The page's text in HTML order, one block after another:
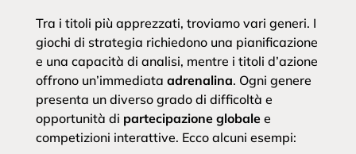
Tra i titoli più apprezzati, troviamo vari generi. I
giochi di strategia richiedono una pianificazione
e una capacità di analisi, mentre i titoli d’azione
offrono un’immediata adrenalina. Ogni genere
presenta un diverso grado di difficoltà e
opportunità di partecipazione globalee
competizioni interattive. Ecco alcuni esempi: